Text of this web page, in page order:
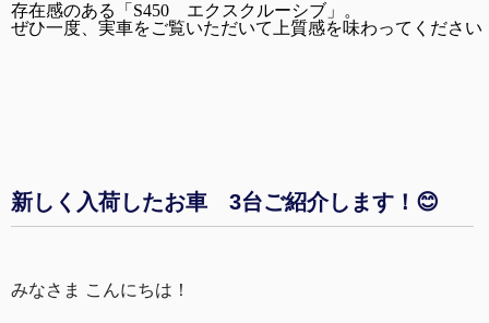
存在感のある「S450　エクスクルーシブ」。
ぜひ一度、実車をご覧いただいて上質感を味わってください
新しく入荷したお車 3台ご紹介します！😊
みなさま こんにちは！